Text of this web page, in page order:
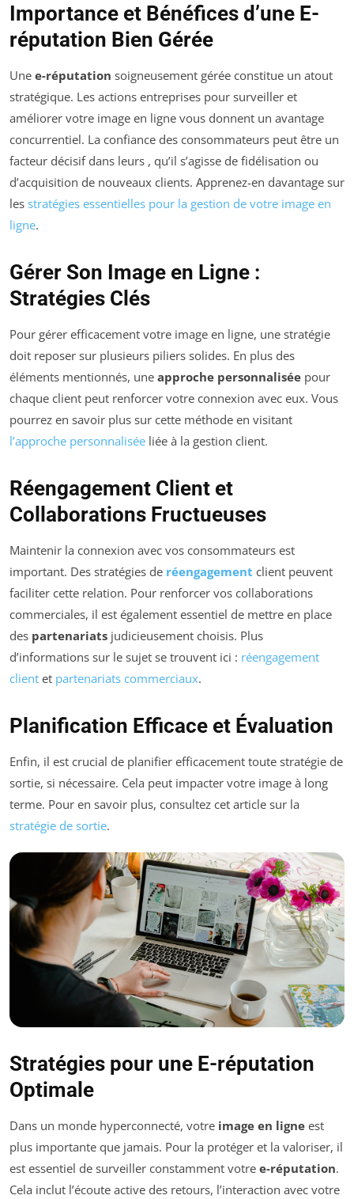
Importance et Bénéfices d’une E-
réputation Bien Gérée
Une e-réputation soigneusement gérée constitue un atout
stratégique. Les actions entreprises pour surveiller et
améliorer votre image en ligne vous donnent un avantage
concurrentiel. La confiance des consommateurs peut être un
facteur décisif dans leurs , qu’il s’agisse de fidélisation ou
d’acquisition de nouveaux clients. Apprenez-en davantage sur
les stratégies essentielles pour la gestion de votre image en
ligne.
Gérer Son Image en Ligne :
Stratégies Clés
Pour gérer efficacement votre image en ligne, une stratégie
doit reposer sur plusieurs piliers solides. En plus des
éléments mentionnés, une approche personnalisée pour
chaque client peut renforcer votre connexion avec eux. Vous
pourrez en savoir plus sur cette méthode en visitant
l’approche personnalisée liée à la gestion client.
Réengagement Client et
Collaborations Fructueuses
Maintenir la connexion avec vos consommateurs est
important. Des stratégies de réengagement client peuvent
faciliter cette relation. Pour renforcer vos collaborations
commerciales, il est également essentiel de mettre en place
des partenariats judicieusement choisis. Plus
d’informations sur le sujet se trouvent ici : réengagement
client et partenariats commerciaux.
Planification Efficace et Évaluation
Enfin, il est crucial de planifier efficacement toute stratégie de
sortie, si nécessaire. Cela peut impacter votre image à long
terme. Pour en savoir plus, consultez cet article sur la
stratégie de sortie.
Stratégies pour une E-réputation
Optimale
Dans un monde hyperconnecté, votre image en ligne est
plus importante que jamais. Pour la protéger et la valoriser, il
est essentiel de surveiller constamment votre e-réputation.
Cela inclut l’écoute active des retours, l’interaction avec votre